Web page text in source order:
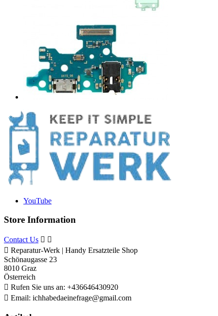
YouTube
Store Information
Contact Us  
 Reparatur-Werk | Handy Ersatzteile Shop
Schönaugasse 23
8010 Graz
Österreich
 Rufen Sie uns an: +436646430920
 Email: ichhabedaeinefrage@gmail.com